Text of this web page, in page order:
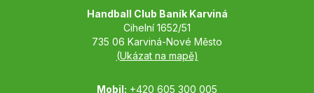
Handball Club Baník Karviná
Cihelní 1652/51
735 06 Karviná-Nové Město
(Ukázat na mapě)
Mobil: +420 605 300 005